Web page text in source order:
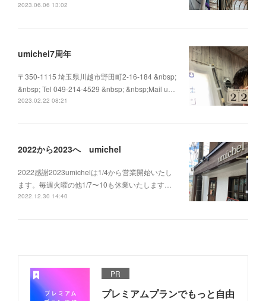
2023.06.06 13:02
umichel7周年
〒350-1115 埼玉県川越市野田町2-16-184 &nbsp;
&nbsp; Tel 049-214-4529 &nbsp; &nbsp;Mail u…
2023.02.22 08:21
2022から2023へ umichel
2022感謝2023umichelは1/4から営業開始いたし
ます。毎週火曜の他1/7〜10も休業いたします…
2022.12.30 14:40
PR
プレミアムプランでもっと自由